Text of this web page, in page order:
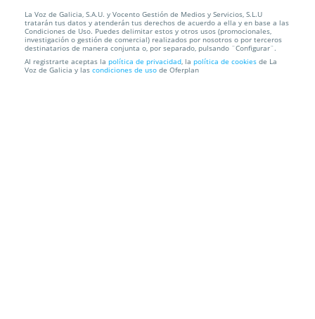
Fin de semana en Roma – Hotel y vuelos directos
incluidos
Supraflights ROMA. ROMA
La Voz de Galicia, S.A.U. y Vocento Gestión de Medios y Servicios, S.L.U
tratarán tus datos y atenderán tus derechos de acuerdo a ella y en base a las
Condiciones de Uso. Puedes delimitar estos y otros usos (promocionales,
investigación o gestión de comercial) realizados por nosotros o por terceros
destinatarios de manera conjunta o, por separado, pulsando ¨Configurar¨.
Al registrarte aceptas la política de privacidad, la política de cookies de La
Voz de Galicia y las condiciones de uso de Oferplan